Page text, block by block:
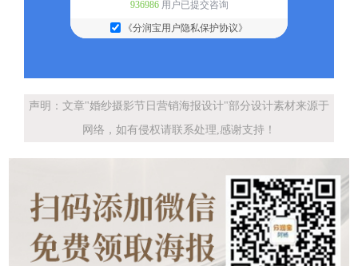
936986用户已提交咨询
《分润宝用户隐私保护协议》
声明：文章"婚纱摄影节日营销海报设计"部分设计素材来源于
网络，如有侵权请联系处理,感谢支持！